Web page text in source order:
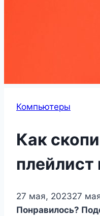
Компьютеры
Как
27 мая, 202327
Понравилось?